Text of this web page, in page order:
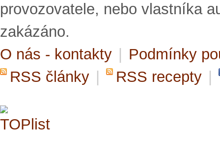
provozovatele, nebo vlastníka
zakázáno.
O nás - kontakty
Podmínky
RSS články
RSS recepty